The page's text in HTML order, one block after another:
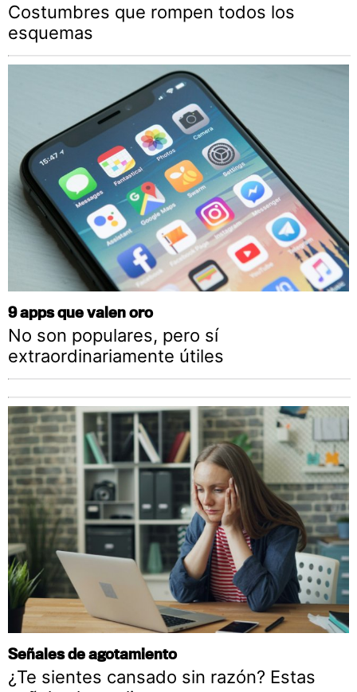
Costumbres que rompen todos los
esquemas
9 apps que valen oro
No son populares, pero sí
extraordinariamente útiles
Señales de agotamiento
¿Te sientes cansado sin razón? Estas